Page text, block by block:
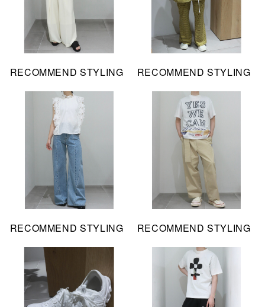
RECOMMEND STYLING RECOMMEND STYLING
RECOMMEND STYLING RECOMMEND STYLING